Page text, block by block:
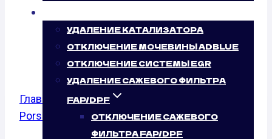
УДАЛЕНИЕ КАТАЛИЗАТОРА
ОТКЛЮЧЕНИЕ МОЧЕВИНЫ ADBLUE
ОТКЛЮЧЕНИЕ СИСТЕМЫ EGR
УДАЛЕНИЕ САЖЕВОГО ФИЛЬТРА
FAP/DPF
ОТКЛЮЧЕНИЕ САЖЕВОГО
ФИЛЬТРА FAP/DPF
CAYENNE I 3.0
TDI (240 Л.С.)
Главная /Калибровка файлов прошивок
Porsche
Cayenne I/ 3.0 TDI